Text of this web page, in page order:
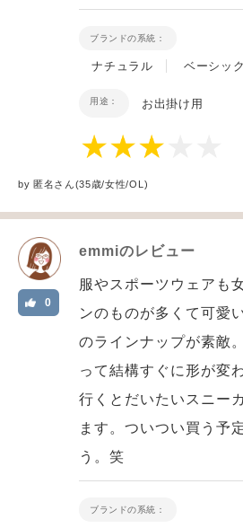
ブランドの系統：
ナチュラル ベーシック
用途： お出掛け用
by匿名さん(35歳/女性/OL )
emmiのレビュー
0
服やスポーツウェアも
ンのものが多くて可愛
のラインナップが素敵
って結構すぐに形が変
行くとだいたいスニー
ます。ついつい買う予
う。笑
ブランドの系統：